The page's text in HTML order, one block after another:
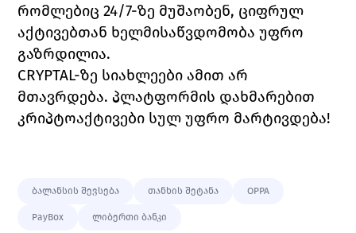
რომლებიც 24/7-ზე მუშაობენ, ციფრულ
აქტივებთან ხელმისაწვდომობა უფრო
გაზრდილია.
CRYPTAL-ზე სიახლეები ამით არ
მთავრდება. პლატფორმის დახმარებით
კრიპტოაქტივები სულ უფრო მარტივდება!
ბალანსის შევსება თანხის შეტანა OPPA
PayBox ლიბერთი ბანკი